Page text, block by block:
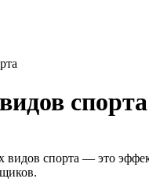
спорта
спорта — это